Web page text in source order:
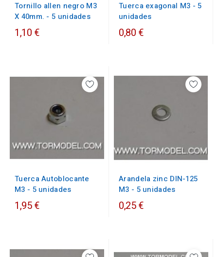
Tornillo allen negro M3
X 40mm. - 5 unidades
1,10 €
Tuerca exagonal M3 - 5
unidades
0,80 €
Tuerca Autoblocante
M3 - 5 unidades
1,95 €
Arandela zinc DIN-125
M3 - 5 unidades
0,25 €